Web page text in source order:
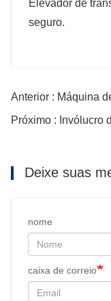
Elevador de
seguro.
Anterior : Máquina
Deixe suas
nome
caixa de correio